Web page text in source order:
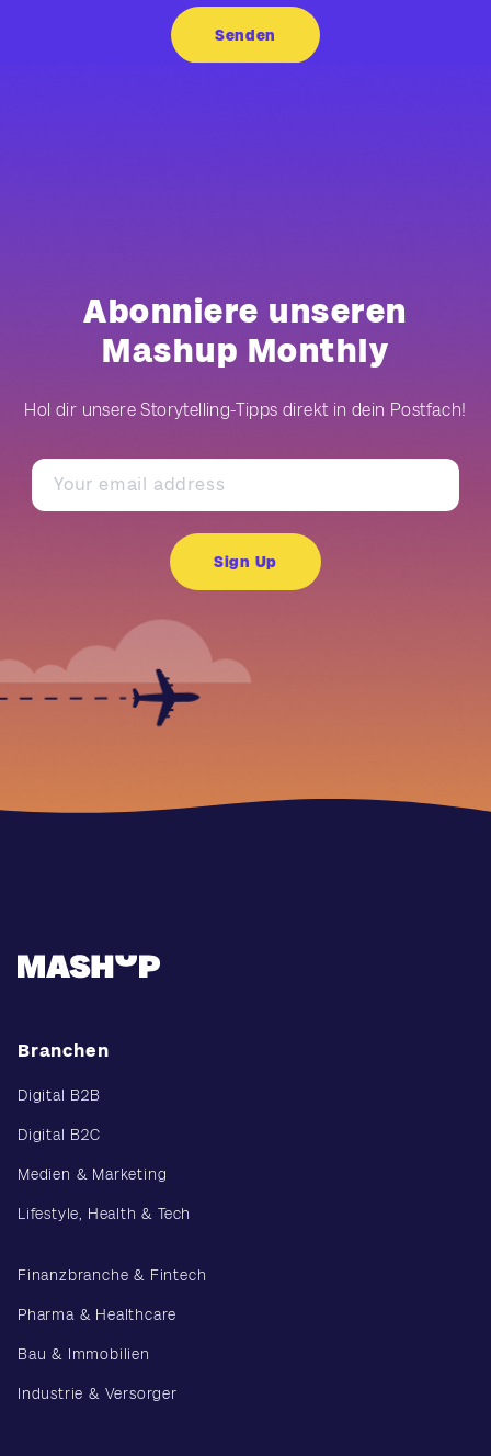
Abonniere unseren
Mashup Monthly
Hol dir unsere Storytelling-Tipps direkt in dein Postfach!
Branchen
Digital B2B
Digital B2C
Medien & Marketing
Lifestyle, Health & Tech
Finanzbranche & Fintech
Pharma & Healthcare
Bau & Immobilien
Industrie & Versorger